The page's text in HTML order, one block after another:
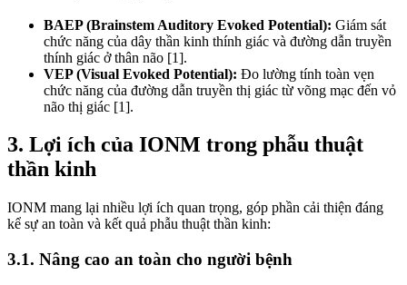
BAEP (Brainstem Auditory Evoked Potential): Giám sát
chức năng của dây thần kinh thính giác và đường dẫn truyền
thính giác ở thân não [1].
VEP (Visual Evoked Potential): Đo lường tính toàn vẹn
chức năng của đường dẫn truyền thị giác từ võng mạc đến vỏ
não thị giác [1].
3. Lợi ích của IONM trong phẫu thuật
thần kinh
IONM mang lại nhiều lợi ích quan trọng, góp phần cải thiện đáng
kể sự an toàn và kết quả phẫu thuật thần kinh:
3.1. Nâng cao an toàn cho người bệnh